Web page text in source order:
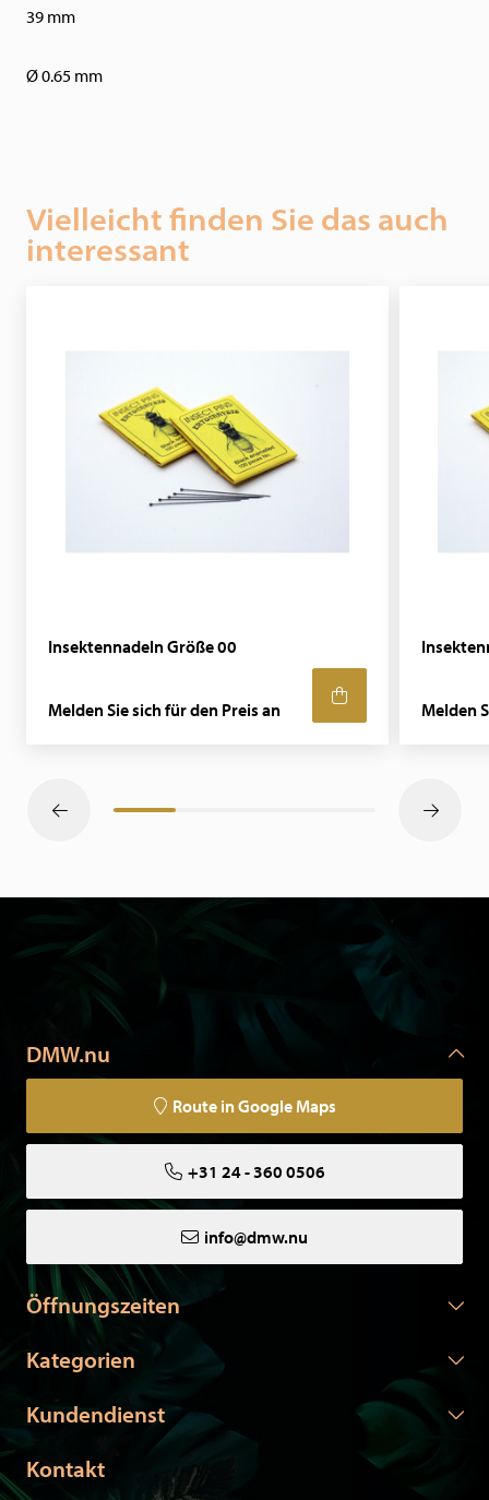
39 mm
Ø 0.65 mm
Vielleicht finden Sie das auch
interessant
Insektennadeln Größe 00
Melden Sie sich für den Preis an Melden
DMW.nu
Route in Google Maps
+31 24 - 360 0506
info@dmw.nu
Öffnungszeiten
Kategorien
Kundendienst
Kontakt